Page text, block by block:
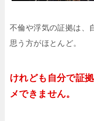
不倫や浮気の証拠は、
思う方がほとんど。
けれども自分で証
メできません。